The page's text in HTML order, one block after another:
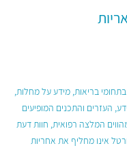
בריאות, מידע על מחלות,
העזרים והתכנים המופיעים
המלצה רפואית, חוות דעת
אינו מחליף את אחריות